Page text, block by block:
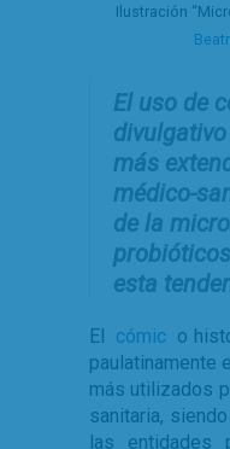
Ilustración
El uso de
más
médico-
de la
esta
El cómic o
paulatinamente
más utilizados
sanitaria,
las entidades